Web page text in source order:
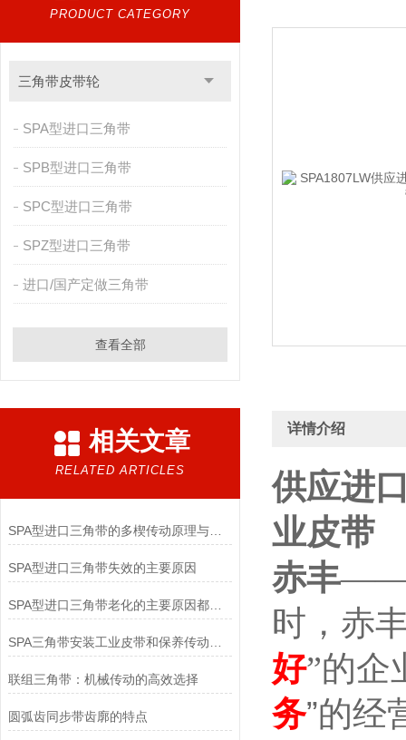
PRODUCT CATEGORY
三角带皮带轮
SPA型进口三角带
SPB型进口三角带
SPC型进口三角带
SPZ型进口三角带
进口/国产定做三角带
查看全部
相关文章
RELATED ARTICLES
SPA型进口三角带的多楔传动原理与紧凑空间驱动实践
SPA型进口三角带失效的主要原因
SPA型进口三角带老化的主要原因都有哪些呢？
联组三角带：机械传动的高效选择
圆弧齿同步带齿廓的特点
详情介绍
供应进
业皮带
赤丰——
时， 赤
好”的企
务”的经